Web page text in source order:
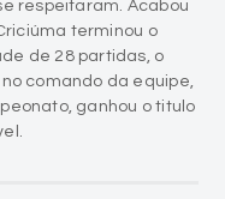
comando da equipe,
ganhou o titulo